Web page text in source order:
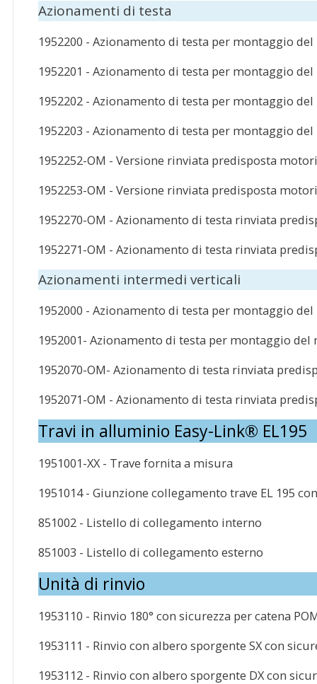
Azionamenti di testa
1952200 - Azionamento di testa per montaggio
1952201 - Azionamento di testa per montaggio
1952202 - Azionamento di testa per montaggio
1952203 - Azionamento di testa per montaggio
1952252-OM - Versione rinviata predisposta
1952253-OM - Versione rinviata predisposta
1952270-OM - Azionamento di testa rinviata
1952271-OM - Azionamento di testa rinviata
Azionamenti intermedi verticali
1952000 - Azionamento di testa per montaggio
1952001- Azionamento di testa per montaggio del
1952070-OM- Azionamento di testa rinviata
1952071-OM - Azionamento di testa rinviata
Travi in alluminio Easy-Link® EL195
1951001-XX - Trave fornita a misura
1951014 - Giunzione collegamento trave EL 195
851002 - Listello di collegamento interno
851003 - Listello di collegamento esterno
Unità di rinvio
1953110 - Rinvio 180° con sicurezza per catena
1953111 - Rinvio con albero sporgente SX con
1953112 - Rinvio con albero sporgente DX con